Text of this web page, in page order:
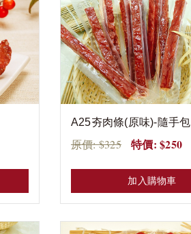
A25夯肉條(原味)-隨手包
原價: $325 特價: $250
加入購物車